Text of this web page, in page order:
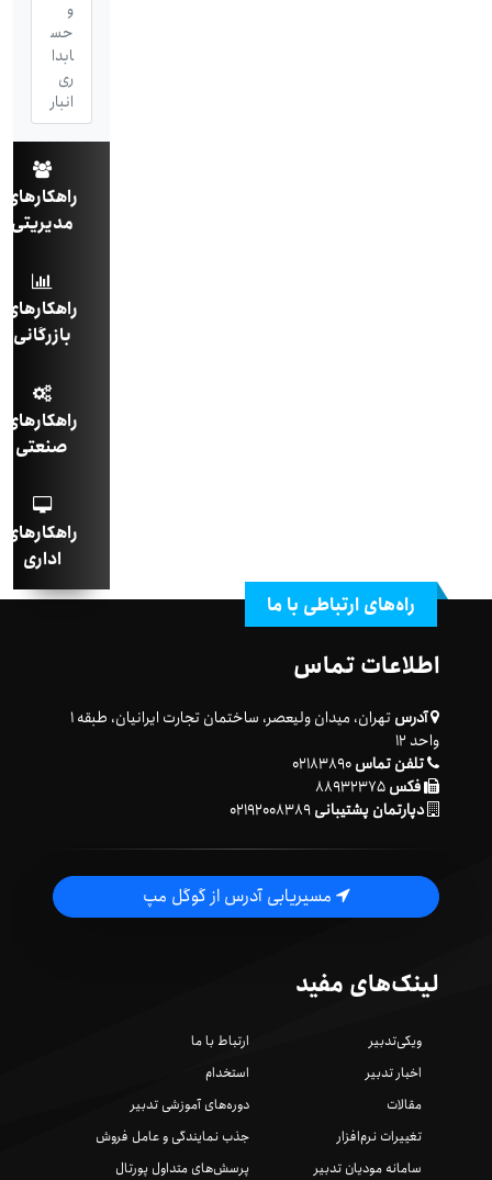
حس
ابدا
ری
انبار
راهکارهای
مدیریتی
راهکارهای
بازرگانی
راهکارهای
صنعتی
راهکارهای
اداری
راه‌های ارتباطی با ما
اطلاعات تماس
آدرس
تهران، میدان ولیعصر، ساختمان تجارت ایرانیان، طبقه ۱
واحد ۱۲
تلفن تماس۰۲۱۸۳۸۹۰
فکس۸۸۹۳۲۳۷۵
دپارتمان پشتیبانی۰۲۱۹۲۰۰۸۳۸۹
مسیریابی آدرس از گوگل مپ
لینک‌های مفید
ویکی‌تدبیر
اخبار تدبیر
مقالات
تغییرات نرم‌افزار
سامانه مودیان تدبیر
ارتباط با ما
استخدام
دوره‌های آموزشی تدبیر
جذب نمایندگی و عامل فروش
پرسش‌های متداول پورتال